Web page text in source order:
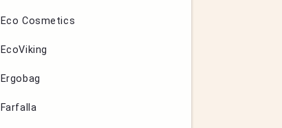
Eco Cosmetics
EcoViking
Ergobag
Farfalla